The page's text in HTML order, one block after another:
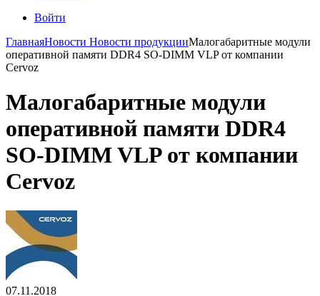
Войти
ГлавнаяНовости Новости продукцииМалогабаритные модули
оперативной памяти DDR4 SO-DIMM VLP от компании
Cervoz
Малогабаритные модули
оперативной памяти DDR4
SO-DIMM VLP от компании
Cervoz
07.11.2018